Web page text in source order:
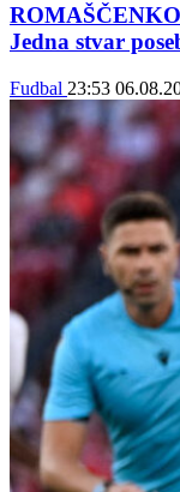
Jedna stvar
Fudbal 23:53